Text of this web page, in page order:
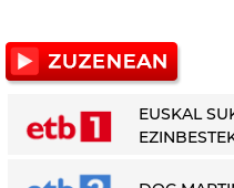
EUSKAL